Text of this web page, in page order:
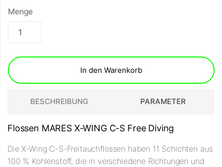
Menge
In den Warenkorb
BESCHREIBUNG PARAMETER
Flossen MARES X-WING C-S Free Diving
Die X-Wing C-S-Freitauchflossen haben 11 Schichten aus
100 % Kohlenstoff, die in verschiedene Richtungen und